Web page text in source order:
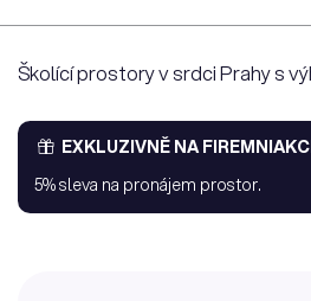
Školící prostory v srdci Prahy s
EXKLUZIVNĚ NA
5% sleva na pronájem prostor.